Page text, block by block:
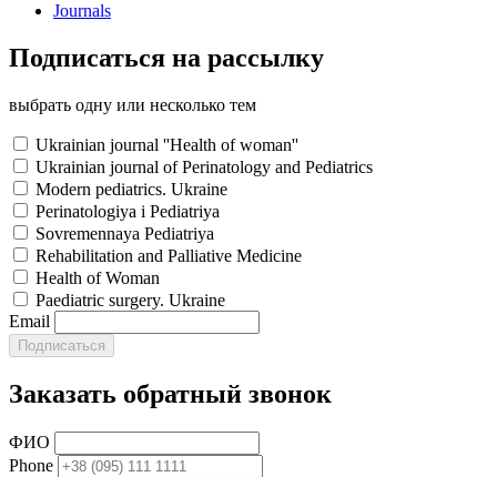
Journals
Подписаться на рассылку
выбрать одну или несколько тем
Ukrainian journal ''Health of woman''
Ukrainian journal of Perinatology and Pediatrics
Modern pediatrics. Ukraine
Perinatologiya i Pediatriya
Sovremennaya Pediatriya
Rehabilitation and Palliative Medicine
Health of Woman
Paediatric surgery. Ukraine
Email
Заказать обратный звонок
ФИО
Phone